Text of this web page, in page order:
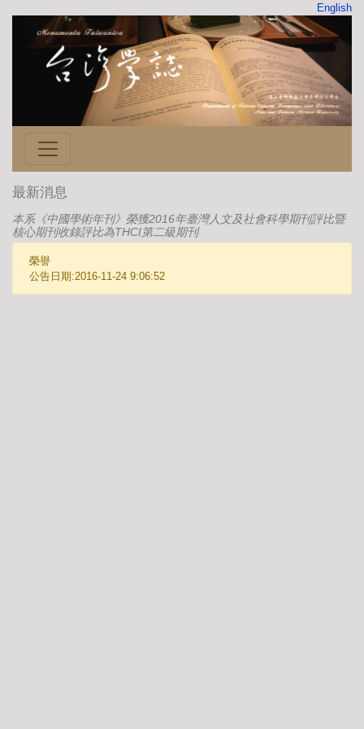
English
最新消息
本系《中國學術年刊》榮獲2016年臺灣人文及社會科學期刊評比暨
核心期刊收錄評比為THCI第二級期刊
榮譽
公告日期:2016-11-24 9:06:52